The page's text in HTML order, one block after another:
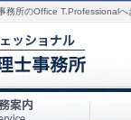
務所のOffice T.Professionalへ